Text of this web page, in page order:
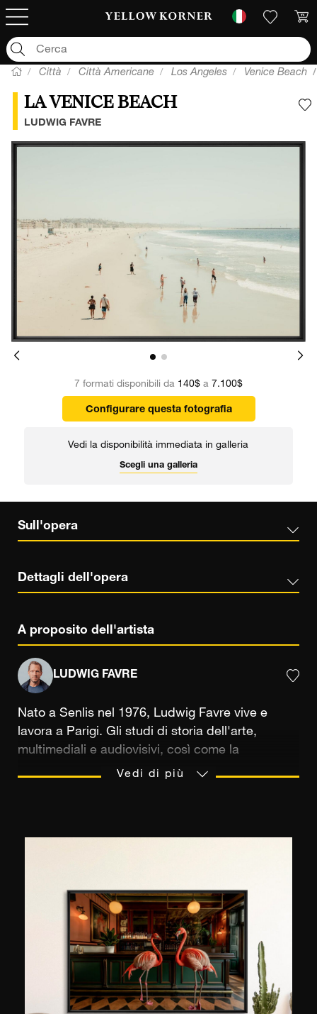
Città Città Americane Los Angeles Venice Beach
LA VENICE BEACH
LUDWIG FAVRE
7 formati disponibili da 140$ a 7.100$
Configurare questa fotografia
Vedi la disponibilità immediata in galleria
Scegli una galleria
Sull'opera
Dettagli dell'opera
A proposito dell'artista
LUDWIG FAVRE
Nato a Senlis nel 1976, Ludwig Favre vive e
lavora a Parigi. Gli studi di storia dell'arte,
multimediali e audiovisivi, così come la
trasmissione di una passione tra un padre e un
tra la Francia e gli Stati Uniti, dove si sente a
casa. A New York, in particolare, Ludwig Favre
ama farsi sorprendere dalle vertiginose
infrastrutture della città, che non si trovano da
nessun'altra parte. E, quando se ne presenta
l'occasione, rivela una visione della città divisa
tra dinamismo e serenità. Vincitore del premio
Vedi di più